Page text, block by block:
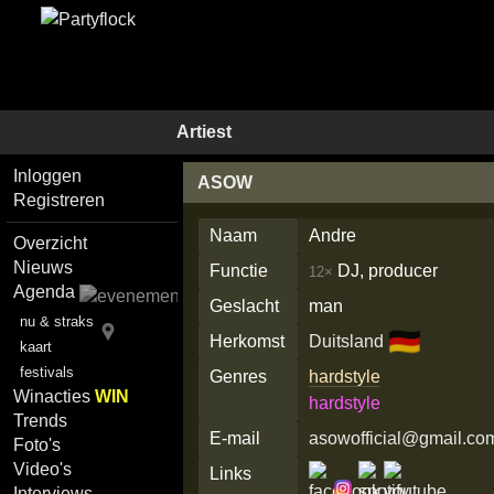
Artiest
Inloggen
Registreren
Overzicht
Nieuws
Agenda
nu & straks
kaart
festivals
WinactiesWIN
Trends
Foto's
Video's
ASOW
Naam
Andre
Functie
12× DJ, producer
Geslacht
man
Herkomst
Duitsland 🇩🇪
Genres
hardstyle
hardstyle
E-mail
Links